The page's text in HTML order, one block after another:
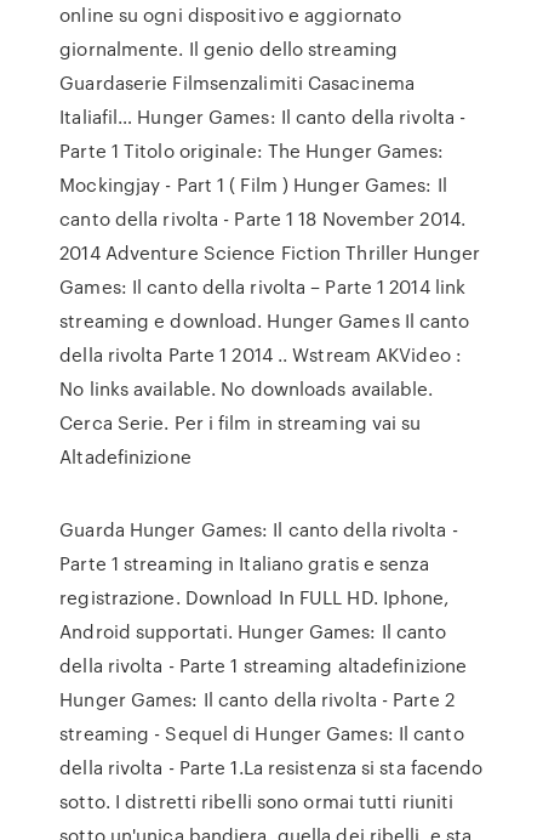
online su ogni dispositivo e aggiornato
giornalmente. Il genio dello streaming
Guardaserie Filmsenzalimiti Casacinema
Italiafil… Hunger Games: Il canto della rivolta -
Parte 1 Titolo originale: The Hunger Games:
Mockingjay - Part 1 ( Film ) Hunger Games: Il
canto della rivolta - Parte 1 18 November 2014.
2014 Adventure Science Fiction Thriller Hunger
Games: Il canto della rivolta – Parte 1 2014 link
streaming e download. Hunger Games Il canto
della rivolta Parte 1 2014 .. Wstream AKVideo :
No links available. No downloads available.
Cerca Serie. Per i film in streaming vai su
Altadefinizione
Guarda Hunger Games: Il canto della rivolta -
Parte 1 streaming in Italiano gratis e senza
registrazione. Download In FULL HD. Iphone,
Android supportati. Hunger Games: Il canto
della rivolta - Parte 1 streaming altadefinizione
Hunger Games: Il canto della rivolta - Parte 2
streaming - Sequel di Hunger Games: Il canto
della rivolta - Parte 1.La resistenza si sta facendo
sotto. I distretti ribelli sono ormai tutti riuniti
sotto un'unica bandiera, quella dei ribelli, e sta